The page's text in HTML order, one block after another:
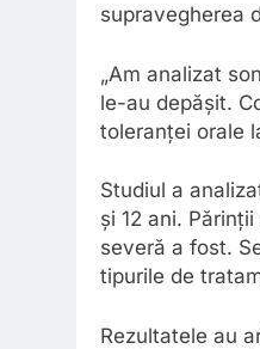
supravegherea
„Am analizat
le-au depășit.
toleranței orale
Studiul a
și 12 ani.
severă a fost.
tipurile de
Rezultatele au